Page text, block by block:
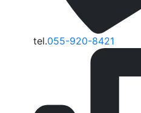
tel.055-920-8421